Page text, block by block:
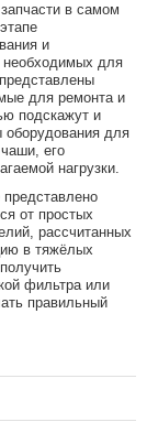
в самом
и
необходимых для
для ремонта и
подскажут и
оборудования для
его
нагрузки.
представлено
от простых
рассчитанных
в тяжёлых
фильтра или
правильный